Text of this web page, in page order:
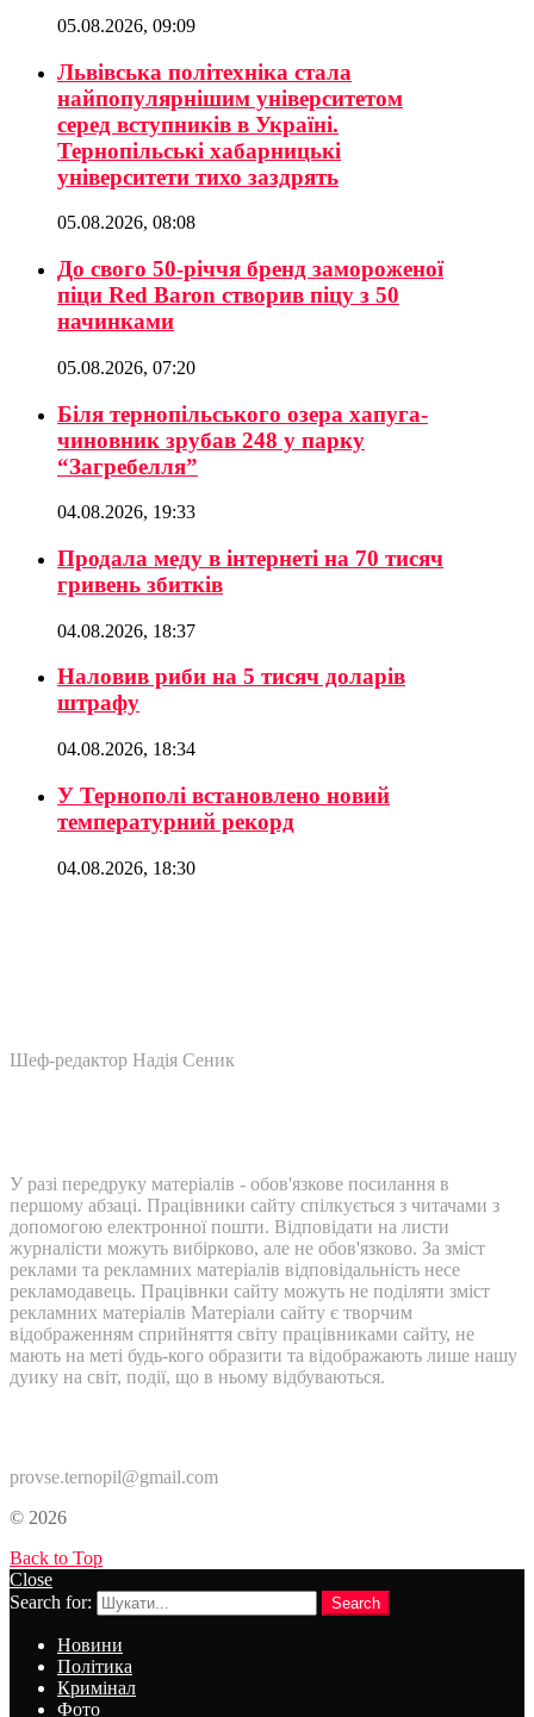
05.08.2026, 09:09
Львівська політехніка стала
найпопулярнішим університетом
серед вступників в Україні.
Тернопільські хабарницькі
університети тихо заздрять
05.08.2026, 08:08
До свого 50-річчя бренд замороженої
піци Red Baron створив піцу з 50
начинками
05.08.2026, 07:20
Біля тернопільського озера хапуга-
чиновник зрубав 248 у парку
“Загребелля”
04.08.2026, 19:33
Продала меду в інтернеті на 70 тисяч
гривень збитків
04.08.2026, 18:37
Наловив риби на 5 тисяч доларів
штрафу
04.08.2026, 18:34
У Тернополі встановлено новий
температурний рекорд
04.08.2026, 18:30
Шеф-редактор Надія Сеник
У разі передруку матеріалів - обов'язкове посилання в
першому абзаці. Працівники сайту спілкується з читачами з
допомогою електронної пошти. Відповідати на листи
журналісти можуть вибірково, але не обов'язково. За зміст
реклами та рекламних матеріалів відповідальність несе
рекламодавець. Працівнки сайту можуть не поділяти зміст
рекламних матеріалів Матеріали сайту є творчим
відображенням сприйняття світу працівниками сайту, не
мають на меті будь-кого образити та відображають лише нашу
дуику на світ, події, що в ньому відбуваються.
provse.ternopil@gmail.com
© 2026
Back to Top
Close
Search for:
Search
Новини
Політика
Кримінал
Фото